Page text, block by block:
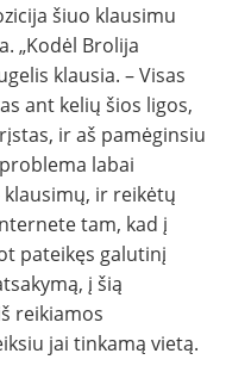
šiuo klausimu
„Kodėl Brolija
klausia. – Visas
ant kelių šios ligos,
ir aš pamėginsiu
labai
ir reikėtų
tam, kad į
pateikęs galutinį
į šią
reikiamos
jai tinkamą vietą.